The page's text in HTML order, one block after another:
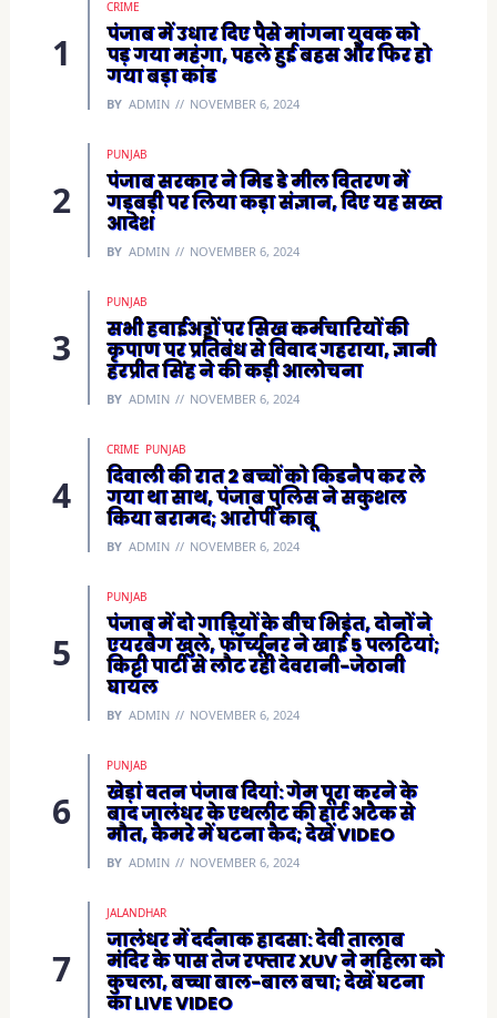
e
w
CRIME
पंजाब में उधार दिए पैसे मांगना युवक को
पड़ गया महंगा, पहले हुई बहस और फिर हो
गया बड़ा कांड
BY ADMIN NOVEMBER 6, 2024
PUNJAB
पंजाब सरकार ने मिड डे मील वितरण में
गड़बड़ी पर लिया कड़ा संज्ञान, दिए यह सख्त
आदेश
BY ADMIN NOVEMBER 6, 2024
PUNJAB
सभी हवाईअड्डों पर सिख कर्मचारियों की
कृपाण पर प्रतिबंध से विवाद गहराया, ज्ञानी
हरप्रीत सिंह ने की कड़ी आलोचना
BY ADMIN NOVEMBER 6, 2024
CRIME PUNJAB
दिवाली की रात 2 बच्चों को किडनैप कर ले
गया था साथ, पंजाब पुलिस ने सकुशल
किया बरामद; आरोपी काबू
BY ADMIN NOVEMBER 6, 2024
PUNJAB
पंजाब में दो गाड़ियों के बीच भिड़ंत, दोनों ने
एयरबैग खुले, फॉर्च्यूनर ने खाई 5 पलटियां;
किट्टी पार्टी से लौट रही देवरानी-जेठानी
घायल
BY ADMIN NOVEMBER 6, 2024
PUNJAB
खेड़ां वतन पंजाब दियां: गेम पूरा करने के
बाद जालंधर के एथलीट की हार्ट अटैक से
मौत, कैमरे में घटना कैद; देखें VIDEO
BY ADMIN NOVEMBER 6, 2024
JALANDHAR
जालंधर में दर्दनाक हादसा: देवी तालाब
मंदिर के पास तेज रफ्तार XUV ने महिला को
कुचला, बच्चा बाल-बाल बचा; देखें घटना
का LIVE VIDEO